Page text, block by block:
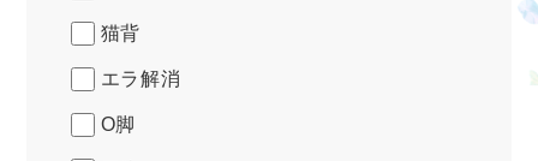
猫背
エラ解消
O脚